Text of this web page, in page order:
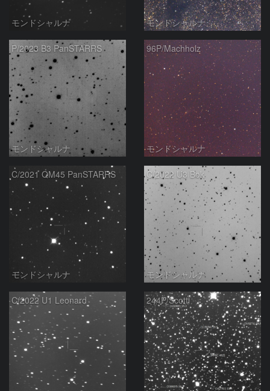
モンドシャルナ モンドシャルナ
P/2023 B3 PanSTARRS
モンドシャルナ
96P/Machholz
モンドシャルナ
C/2021 QM45 PanSTARRS
モンドシャルナ
C/2022 U3 Bok
モンドシャルナ
C/2022 U1 Leonard 244P/Scotti